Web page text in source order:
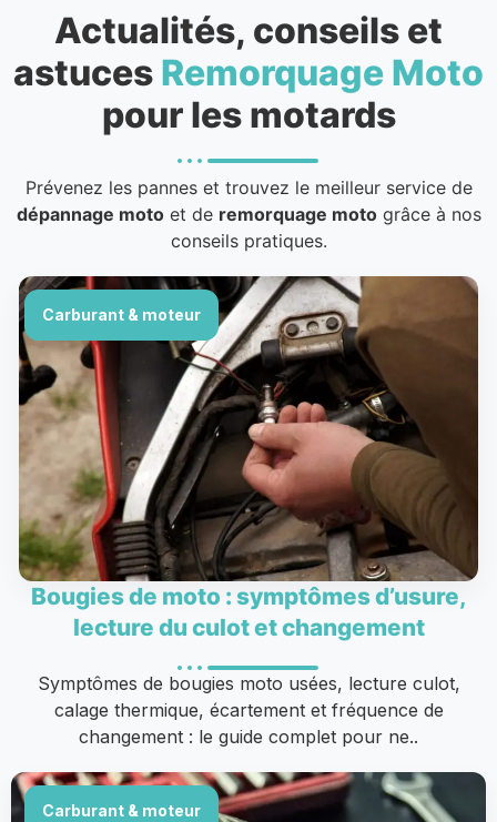
Actualités, conseils et
astuces Remorquage Moto
pour les motards
Prévenez les pannes et trouvez le meilleur service de
dépannage motoet de remorquage motogrâce à nos
conseils pratiques.
Carburant & moteur
Bougies de moto : symptômes d’usure,
lecture du culot et changement
Symptômes de bougies moto usées, lecture culot,
calage thermique, écartement et fréquence de
changement : le guide complet pour ne..
Carburant & moteur